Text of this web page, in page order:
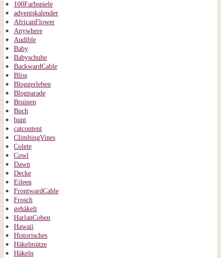
100Farbspiele
adventskalender
AfricanFlower
Anywhere
Audible
Baby
Babyschuhe
BackwardCable
Bliss
Bloggerleben
Blogparade
Bruinen
Buch
bunt
catcontent
ClimbingVines
Colete
Cowl
Dawn
Decke
Eileen
FrontwardCable
Frosch
gehäkelt
HarlanCoben
Hawaii
Historisches
Häkelmütze
Häkeln